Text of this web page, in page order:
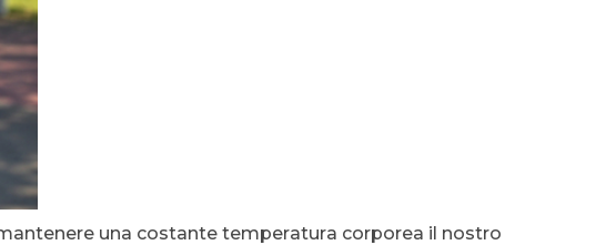
una costante temperatura corporea il nostro